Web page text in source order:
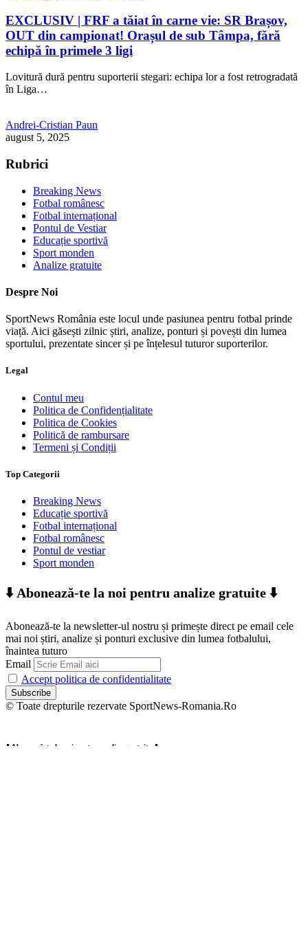
EXCLUSIV | FRF a tăiat în carne vie: SR Brașov,
OUT din campionat! Orașul de sub Tâmpa, fără
echipă în primele 3 ligi
Lovitură dură pentru suporterii stegari: echipa lor a fost retrogradată
în Liga…
Andrei-Cristian Paun
august 5, 2025
Rubrici
Breaking News
Fotbal românesc
Fotbal internațional
Pontul de Vestiar
Educație sportivă
Sport monden
Analize gratuite
Despre Noi
SportNews România este locul unde pasiunea pentru fotbal prinde
viață. Aici găsești zilnic știri, analize, ponturi și povești din lumea
sportului, prezentate sincer și pe înțelesul tuturor suporterilor.
Legal
Contul meu
Politica de Confidențialitate
Politica de Cookies
Politică de rambursare
Termeni și Condiții
Top Categorii
Breaking News
Educație sportivă
Fotbal internațional
Fotbal românesc
Pontul de vestiar
Sport monden
⬇️ Abonează-te la noi pentru analize gratuite ⬇️
Abonează-te la newsletter-ul nostru și primește direct pe email cele
mai noi știri, analize și ponturi exclusive din lumea fotbalului,
înaintea tuturo
Email
Accept politica de confidentialitate
© Toate drepturile rezervate SportNews-Romania.Ro
⬇️ Abonează-te la noi pentru analize gratuite ⬇️